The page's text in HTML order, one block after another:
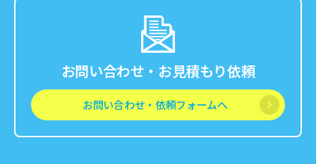
お問い合わせ・お見積もり依頼
お問い合わせ・依頼フォームへ